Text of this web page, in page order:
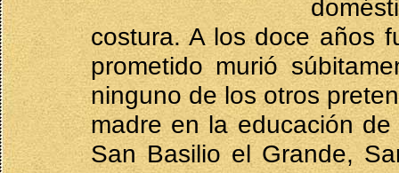
costura. A los doce años
prometido murió
ninguno de los otros
madre en la educación
San Basilio el Grande,